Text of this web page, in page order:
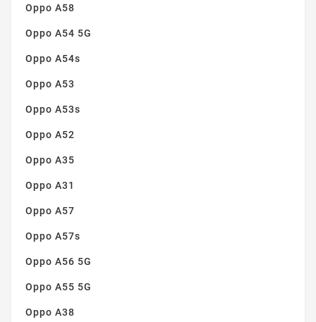
Oppo A58
Oppo A54 5G
Oppo A54s
Oppo A53
Oppo A53s
Oppo A52
Oppo A35
Oppo A31
Oppo A57
Oppo A57s
Oppo A56 5G
Oppo A55 5G
Oppo A38